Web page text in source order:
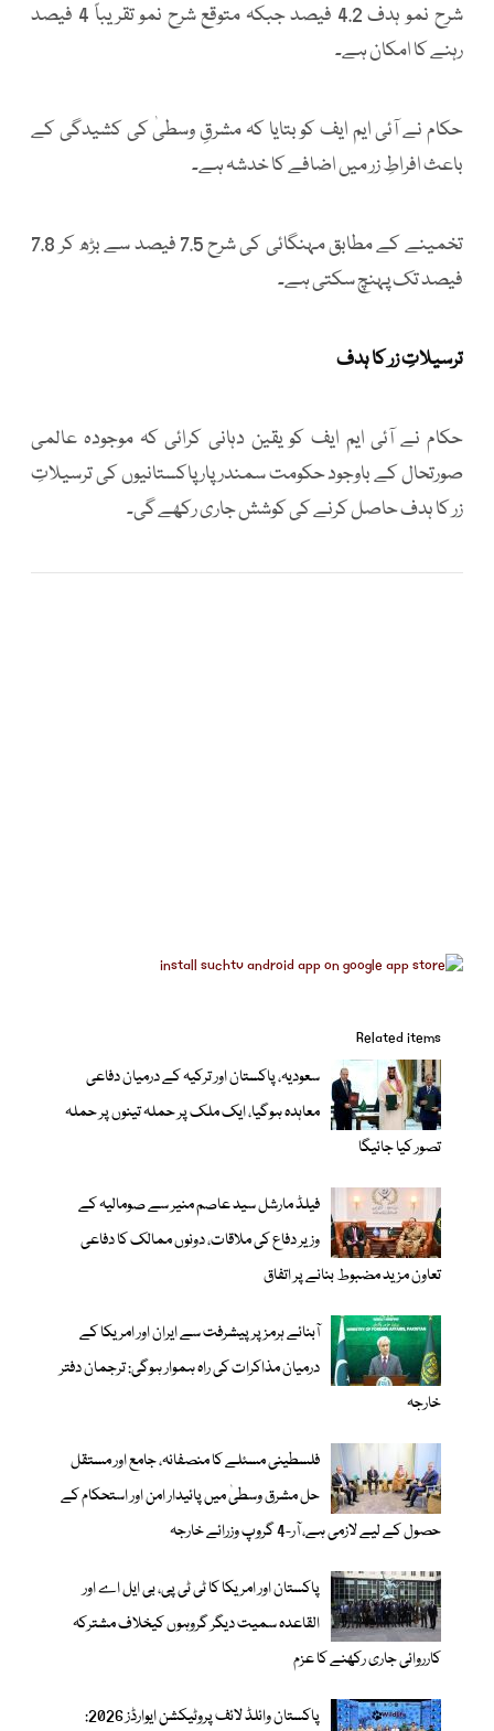
شرح نمو ہدف 4.2 فیصد جبکہ متوقع شرح نمو تقریباً 4 فیصد
رہنے کا امکان ہے۔
حکام نے آئی ایم ایف کو بتایا کہ مشرقِ وسطیٰ کی کشیدگی کے
باعث افراطِ زر میں اضافے کا خدشہ ہے۔
تخمینے کے مطابق مہنگائی کی شرح 7.5 فیصد سے بڑھ کر 7.8
فیصد تک پہنچ سکتی ہے۔
ترسیلاتِ زر کا ہدف
حکام نے آئی ایم ایف کو یقین دہانی کرائی کہ موجودہ عالمی
صورتحال کے باوجود حکومت سمندر پار پاکستانیوں کی ترسیلاتِ
زر کا ہدف حاصل کرنے کی کوشش جاری رکھے گی۔
Related items
سعودیہ، پاکستان اور ترکیہ کے درمیان دفاعی
معاہدہ ہوگیا، ایک ملک پر حملہ تینوں پر حملہ
تصور کیا جائیگا
فیلڈ مارشل سید عاصم منیر سے صومالیہ کے
وزیر دفاع کی ملاقات، دونوں ممالک کا دفاعی
تعاون مزید مضبوط بنانے پر اتفاق
آبنائے ہرمز پر پیشرفت سے ایران اور امریکا کے
درمیان مذاکرات کی راہ ہموار ہوگی: ترجمان دفتر
خارجہ
فلسطینی مسئلے کا منصفانہ، جامع اور مستقل
حل مشرق وسطیٰ میں پائیدار امن اور استحکام کے
حصول کے لیے لازمی ہے، آر-4 گروپ وزرائے خارجہ
پاکستان اور امریکا کا ٹی ٹی پی، بی ایل اے اور
القاعدہ سمیت دیگر گروہوں کیخلاف مشترکہ
کارروائی جاری رکھنے کا عزم
پاکستان وائلڈ لائف پروٹیکشن ایوارڈز 2026: